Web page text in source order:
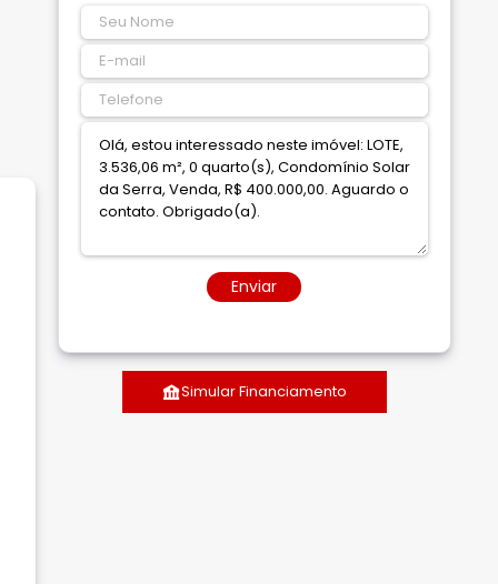
Enviar
Simular Financiamento